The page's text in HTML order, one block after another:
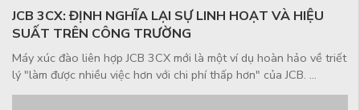
JCB 3CX: ĐỊNH NGHĨA LẠI SỰ LINH HOẠT VÀ HIỆU
SUẤT TRÊN CÔNG TRƯỜNG
Máy xúc đào liên hợp JCB 3CX mới là một ví dụ hoàn hảo về triết
lý "làm được nhiều việc hơn với chi phí thấp hơn" của JCB. ...